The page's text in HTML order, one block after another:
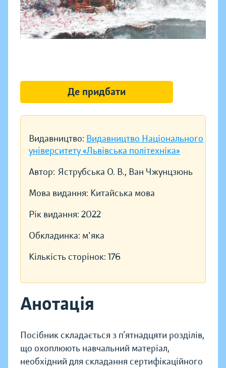
Видавництво: Видавництво Національного
університету «Львівська політехніка»
Автор: Яструбська О. В., Ван Чжунцзюнь
Мова видання: Китайська мова
Рік видання: 2022
Обкладинка: м'яка
Кількість сторінок: 176
Анотація
Посібник складається з п’ятнадцяти розділів,
що охоплюють навчальний матеріал,
необхідний для складання сертифікаційного
Де придбати